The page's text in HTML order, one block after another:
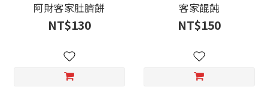
阿財客家肚臍餅
NT$130
客家餛飩
NT$150